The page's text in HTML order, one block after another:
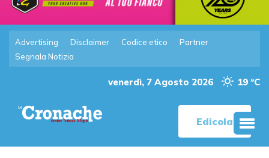
Advertising Disclaimer Codice etico
Partner
Segnala Notizia
venerdì, 7 Agosto 2026 19 °C
Edicola